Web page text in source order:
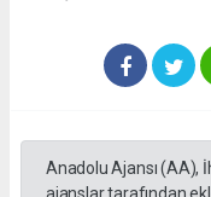
Anadolu Ajansı (AA),